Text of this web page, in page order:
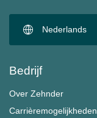
Nederlands
Bedrijf
Over Zehnder
Carrièremogelijkheden